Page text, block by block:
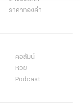
ราคาทองคำ
คอลัมน์
หวย
Podcast